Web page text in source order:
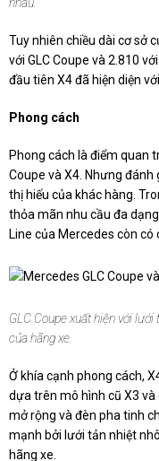
Tuy nhiên chiều dài cơ sở
với GLC Coupe và 2.810
đầu tiên X4 đã hiện diện
Phong cách
Phong cách là điểm quan
Coupe và X4. Nhưng
thị hiếu của khác hàng.
thỏa mãn nhu cầu đa
Line của Mercedes còn
GLC Coupe xuất hiện với
của hãng xe.
Ở khía cạnh phong cách,
dựa trên mô hình cũ X3
mở rộng và đèn pha tinh
mạnh bởi lưới tản nhiệt
hãng xe.